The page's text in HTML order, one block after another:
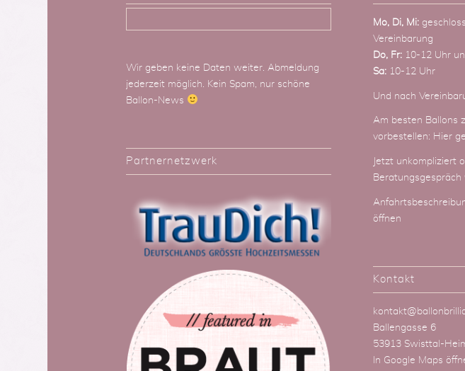
Wir geben keine Daten weiter. Abmeldung
jederzeit möglich. Kein Spam, nur schöne
Ballon-News
Partnernetzwerk
Mo, Di, Mi:
Vereinbarung
Do, Fr:10-12 Uhr
Sa:10-12 Uhr
Und nach
Am besten Ballons
vorbestellen: Hier
Jetzt unkompliziert
Beratungsgespräch
öffnen
Kontakt
Ballengasse 6
53913 Swisttal-
In Google Maps